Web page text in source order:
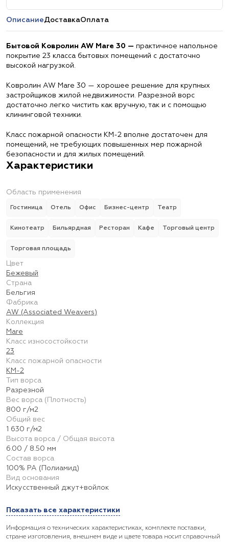
ОписаниеДоставкаОплата
Бытовой Ковролин AW Mare 30 — практичное напольное
покрытие 23 класса бытовых помещений с достаточно
высокой нагрузкой.
Ковролин AW Mare 30 — хорошее решение для крупных
застройщиков жилой недвижимости. Разрезной ворс
достаточно легко чистить как вручную, так и с помощью
клининговой техники.
Класс пожарной опасности КМ-2 вполне достаточен для
помещений, не требующих повышенных мер пожарной
безопасности и для жилых помещений.
Характеристики
Область применения
Гостиница Отель Офис Бизнес-центр Театр
Кинотеатр Бильярдная Ресторан Кафе Торговый центр
Торговая площадь
Цвет
Бежевый
Страна
Бельгия
Фабрика
AW (Associated Weavers)
Коллекция
Mare
Класс износостойкости
23
Класс пожарной опасности
КМ-2
Тип ворса
Разрезной
Вес ворса (Плотность)
800 г/м2
Общий вес
1 630 г/м2
Высота ворса / Общая высота
6.00 / 8.50 мм
Состав ворса
100% PA (Полиамид)
Вид основания
Искусственный джут+войлок
Показать все характеристики
Информация о технических характеристиках, комплекте поставки,
стране изготовления, внешнем виде и цвете товара носит справочный